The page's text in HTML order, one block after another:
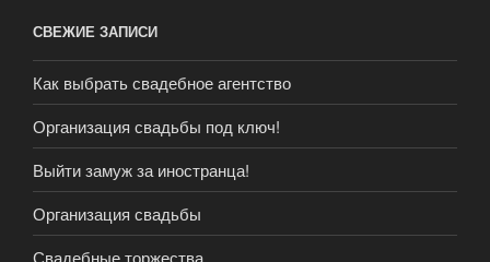
СВЕЖИЕ ЗАПИСИ
Как выбрать свадебное агентство
Организация свадьбы под ключ!
Выйти замуж за иностранца!
Организация свадьбы
Свадебные торжества